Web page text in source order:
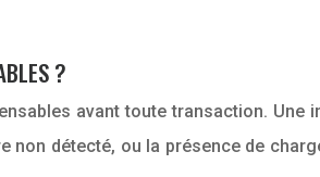
?
avant toute transaction.
non détecté, ou la présence de